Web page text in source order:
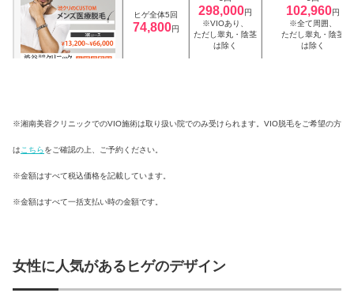
ヒゲ全体5回
74,800円
298,000円
※VIOあり、
ただし睾丸・陰茎
は除く
102,960円
※全て周囲、
ただし睾丸・陰茎
は除く
※湘南美容クリニックでのVIO施術は取り扱い院でのみ受けられます。VIO脱毛をご希望の方
はこちらをご確認の上、ご予約ください。
※金額はすべて税込価格を記載しています。
※金額はすべて一括支払い時の金額です。
女性に人気があるヒゲのデザイン